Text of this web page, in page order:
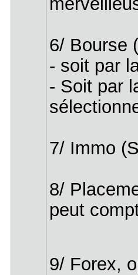
6/ Bourse
- soit par
- Soit par
7/ Immo
8/
peut
9/ Forex,